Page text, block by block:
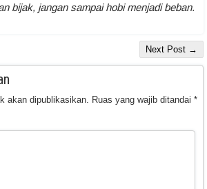
bijak, jangan sampai hobi menjadi beban.
Next Post →
akan dipublikasikan. Ruas yang wajib ditandai *